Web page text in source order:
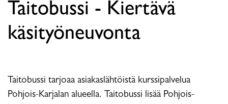
Taitobussi - Kiertävä
käsityöneuvonta
Taitobussi tarjoaa asiakaslähtöistä kurssipalvelua
Pohjois-Karjalan alueella. Taitobussi lisää Pohjois-